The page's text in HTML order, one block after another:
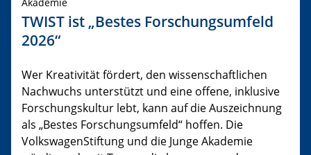
TWIST ist „Bestes Forschungsumfeld
2026“
Wer Kreativität fördert, den wissenschaftlichen
Nachwuchs unterstützt und eine offene, inklusive
Forschungskultur lebt, kann auf die Auszeichnung
als „Bestes Forschungsumfeld“ hoffen. Die
VolkswagenStiftung und die Junge Akademie